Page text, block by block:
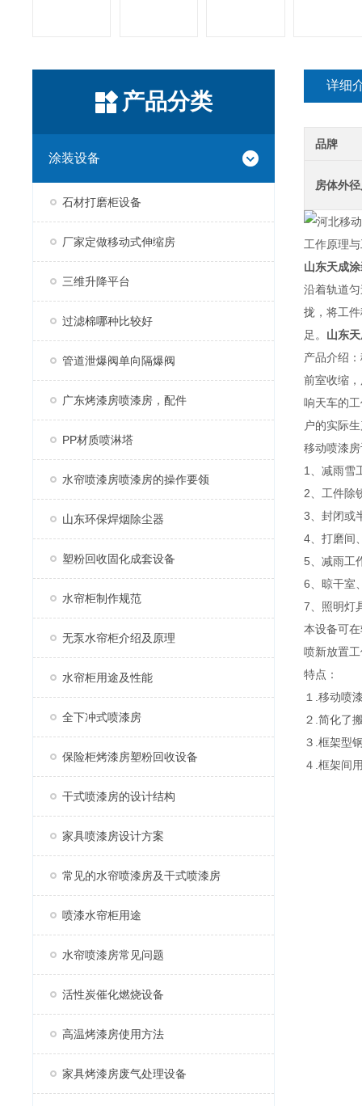
产品分类
涂装设备
石材打磨柜设备
厂家定做移动式伸缩房
三维升降平台
过滤棉哪种比较好
管道泄爆阀单向隔爆阀
广东烤漆房喷漆房，配件
PP材质喷淋塔
水帘喷漆房喷漆房的操作要领
山东环保焊烟除尘器
塑粉回收固化成套设备
水帘柜制作规范
无泵水帘柜介绍及原理
水帘柜用途及性能
全下冲式喷漆房
保险柜烤漆房塑粉回收设备
干式喷漆房的设计结构
家具喷漆房设计方案
常见的水帘喷漆房及干式喷漆房
喷漆水帘柜用途
水帘喷漆房常见问题
活性炭催化燃烧设备
高温烤漆房使用方法
家具烤漆房废气处理设备
详细
品牌
房体外
工作原理
山东天成
沿着轨道
拢，将工
足。 山东
产品介绍
前室收缩
响天车的
户的实际
移动喷漆
1、减雨雪
2、工件除
3、封闭或
4、打磨间
5、减雨工
6、晾干室
7、照明灯
本设备可
喷新放置
特点：
１.移动喷
２.简化了
３.框架型
４.框架间